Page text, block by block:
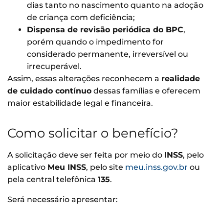
dias tanto no nascimento quanto na adoção
de criança com deficiência;
Dispensa de revisão periódica do BPC,
porém quando o impedimento for
considerado permanente, irreversível ou
irrecuperável.
Assim, essas alterações reconhecem a realidade
de cuidado contínuo dessas famílias e oferecem
maior estabilidade legal e financeira.
Como solicitar o benefício?
A solicitação deve ser feita por meio do INSS, pelo
aplicativo Meu INSS, pelo site meu.inss.gov.br ou
pela central telefônica 135.
Será necessário apresentar: